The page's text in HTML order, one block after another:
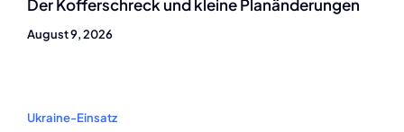
Der Kofferschreck und kleine Planänderungen
August 9, 2026
Ukraine-Einsatz